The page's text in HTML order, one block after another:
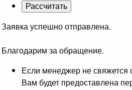
Заявка успешно отправлена.
Благодарим за обращение.
Если менеджер не свяжется
Вам будет предоставлена